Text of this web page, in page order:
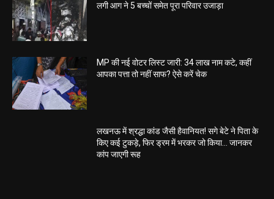
लगी आग ने 5 बच्चों समेत पूरा परिवार उजाड़ा
MP की नई वोटर लिस्ट जारी: 34 लाख नाम कटे, कहीं
आपका पत्ता तो नहीं साफ? ऐसे करें चेक
लखनऊ में श्रद्धा कांड जैसी हैवानियत! सगे बेटे ने पिता के
किए कई टुकड़े, फिर ड्रम में भरकर जो किया… जानकर
कांप जाएगी रूह